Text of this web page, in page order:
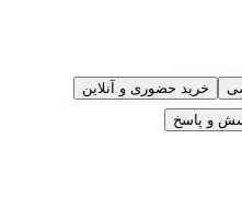
خرید حضوری و آنلاین
و پاسخ